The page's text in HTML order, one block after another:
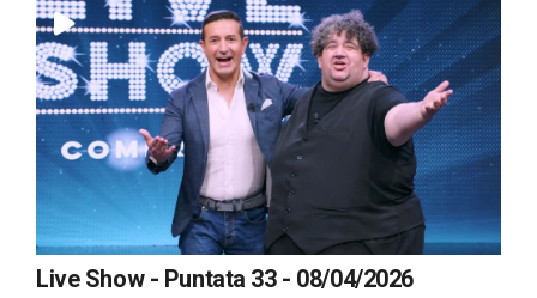
Live Show - Puntata 33 - 08/04/2026